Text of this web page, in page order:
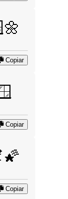
Copiar
Copiar
Copiar